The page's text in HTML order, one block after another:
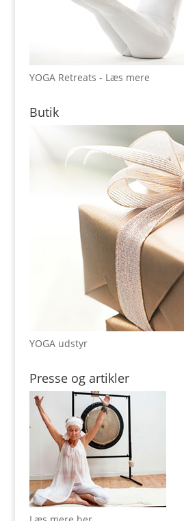
YOGA Retreats - Læs mere
Butik
YOGA udstyr
Presse og artikler